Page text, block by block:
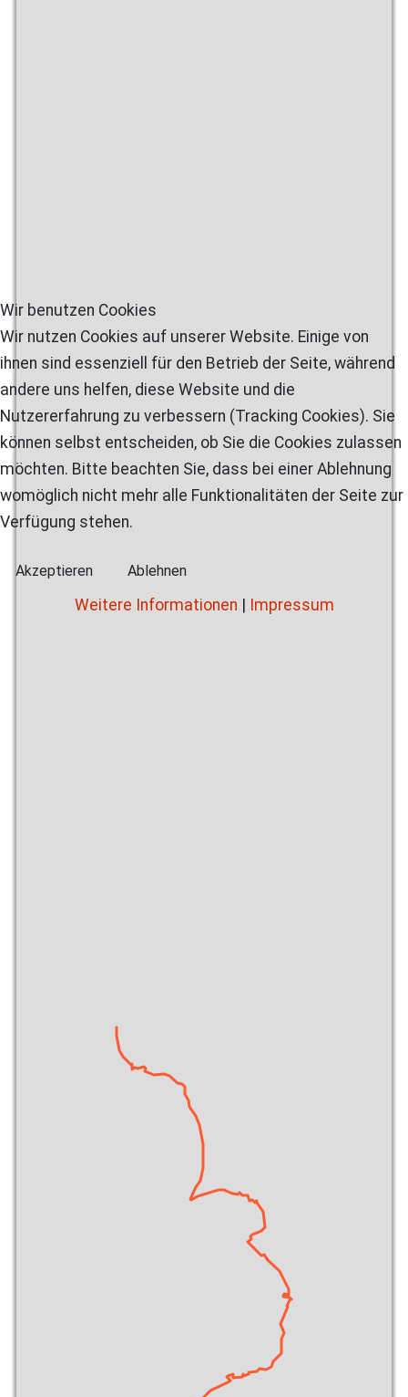
Wir benutzen Cookies
Wir nutzen Cookies auf unserer Website. Einige von
ihnen sind essenziell für den Betrieb der Seite, während
andere uns helfen, diese Website und die
Nutzererfahrung zu verbessern (Tracking Cookies). Sie
können selbst entscheiden, ob Sie die Cookies zulassen
möchten. Bitte beachten Sie, dass bei einer Ablehnung
womöglich nicht mehr alle Funktionalitäten der Seite zur
Verfügung stehen.
Akzeptieren Ablehnen
Weitere Informationen | Impressum